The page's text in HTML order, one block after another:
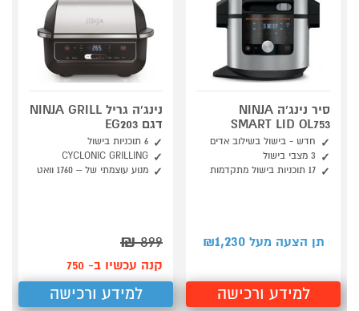
סיר נינג‘ה NINJA
SMART LID OL753
חדש - בישול בשילוב אדים
3 מצבי בישול
17 תוכניות בישול מתקדמות
תן הצעה מעל ₪ 1,230
למידע ורכישה
נינג'ה גריל NINJA GRILL
דגם EG203
6 תוכניות בישול
CYCLONIC GRILLING
מנוע עוצמתי של – 1760 וואט
899
₪
קנה עכשיו ב- 750
למידע ורכישה